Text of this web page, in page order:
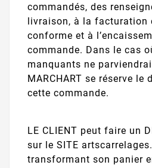
commandés, des
livraison, à la facturation
conforme et à
commande. Dans le cas
manquants ne
MARCHART se réserve le
cette commande.
LE CLIENT peut faire un
sur le SITE
transformant son panier